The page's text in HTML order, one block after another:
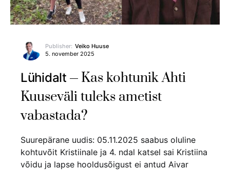
Publisher: Veiko Huuse
5. november 2025
Lühidalt
Kas kohtunik Ahti
Kuuseväli tuleks ametist
vabastada?
Suurepärane uudis: 05.11.2025 saabus oluline
kohtuvõit Kristiinale ja 4. ndal katsel sai Kristiina
võidu ja lapse hooldusõigust ei antud Aivar